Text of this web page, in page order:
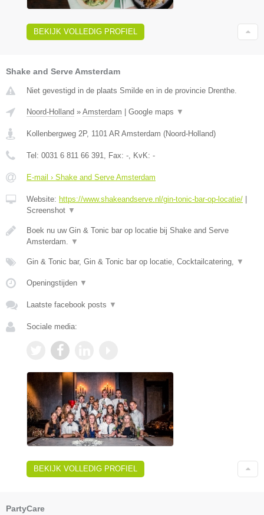
BEKIJK VOLLEDIG PROFIEL
Shake and Serve Amsterdam
Niet gevestigd in de plaats Smilde en in de provincie Drenthe.
Noord-Holland » Amsterdam | Google maps ▼
Kollenbergweg 2P, 1101 AR Amsterdam (Noord-Holland)
Tel: 0031 6 811 66 391 , Fax: - , KvK: -
E-mail › Shake and Serve Amsterdam
Website: https://www.shakeandserve.nl/gin-tonic-bar-op-locatie/ |
Screenshot ▼
Boek nu uw Gin & Tonic bar op locatie bij Shake and Serve
Amsterdam.
▼
Gin & Tonic bar, Gin & Tonic bar op locatie, Cocktailcatering, ▼
Openingstijden ▼
Laatste facebook posts ▼
Sociale media:
BEKIJK VOLLEDIG PROFIEL
PartyCare